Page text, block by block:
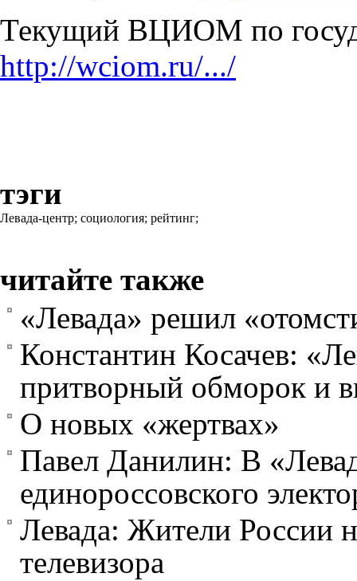
Текущий ВЦИОМ по
http://wciom.ru/.../
тэги
Левада-центр; социология; рейтинг;
читайте также
«Левада» решил
Константин Косачев:
притворный обморок и
О новых «жертвах»
Павел Данилин: В
единороссовского
Левада: Жители России
телевизора